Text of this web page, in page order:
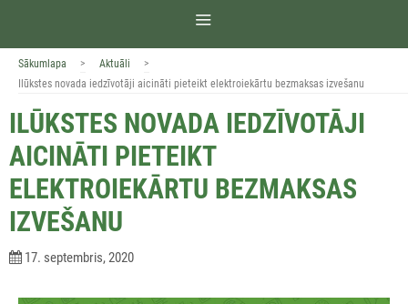
Sākumlapa > Aktuāli
>
Ilūkstes novada iedzīvotāji aicināti pieteikt elektroiekārtu bezmaksas izvešanu
ILŪKSTES NOVADA IEDZĪVOTĀJI
AICINĀTI PIETEIKT
ELEKTROIEKĀRTU BEZMAKSAS
IZVEŠANU
17. septembris, 2020